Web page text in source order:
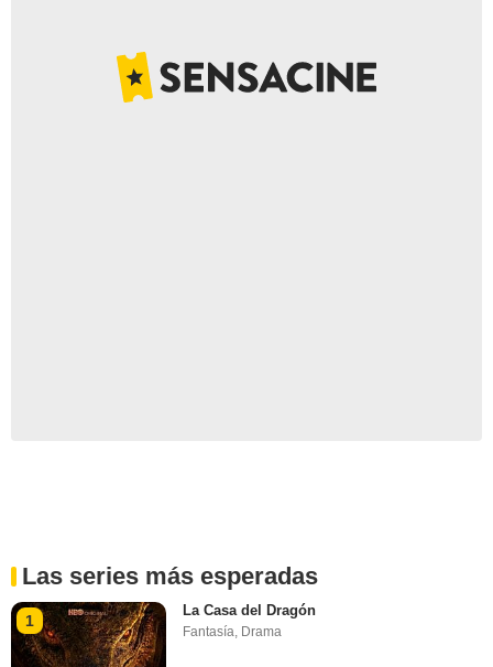
Las series más esperadas
1
La Casa del Dragón
Fantasía Drama